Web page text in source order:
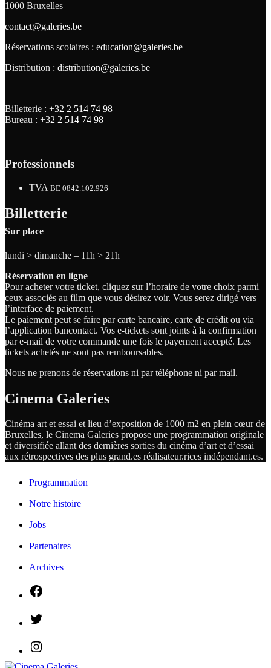
1000 Bruxelles
contact@galeries.be
Réservations scolaires : education@galeries.be
Distribution : distribution@galeries.be
Billetterie : +32 2 514 74 98
Bureau : +32 2 514 74 98
Professionnels
TVA BE 0842.102.926
Billetterie
Sur place
lundi > dimanche – 11h > 21h
Réservation en ligne
Pour acheter votre ticket, cliquez sur l’horaire de votre choix parmi
ceux associés au film que vous désirez voir. Vous serez dirigé vers
l’interface de paiement.
Le paiement peut se faire par carte bancaire, carte de crédit ou via
l’application bancontact. Vos e-tickets sont joints à la confirmation
par e-mail de votre commande une fois le payement accepté. Les
tickets achetés ne sont pas remboursables.
Nous ne prenons de réservations ni par téléphone ni par mail.
Cinema Galeries
Cinéma art et essai et lieu d’exposition de 1000 m2 en plein cœur de
Bruxelles, le Cinema Galeries propose une programmation originale
et diversifiée allant des dernières sorties du cinéma d’art et d’essai
aux rétrospectives des plus grand.es réalisateur.rices indépendant.es.
Programmation
Notre histoire
Jobs
Partenaires
Archives